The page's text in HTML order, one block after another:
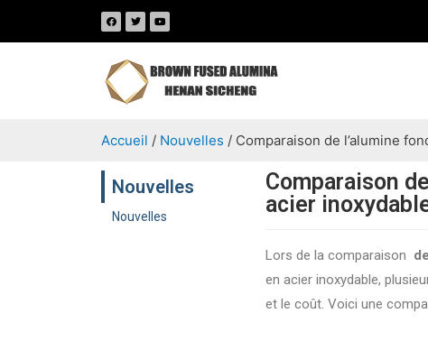
Accueil / Nouvelles / Comparaison de l’alumine
Nouvelles
Nouvelles
Comparaison
acier
Lors de la comparaison
en acier inoxydable,
et le coût. Voici une